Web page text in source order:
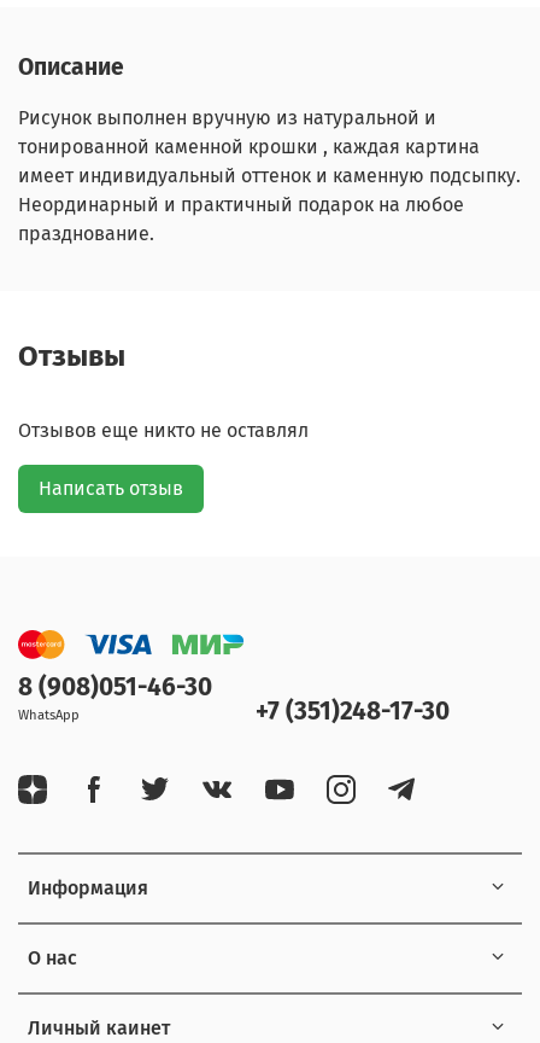
Описание
Рисунок выполнен вручную из натуральной и
тонированной каменной крошки , каждая картина
имеет индивидуальный оттенок и каменную подсыпку.
Неординарный и практичный подарок на любое
празднование.
Отзывы
Отзывов еще никто не оставлял
Написать отзыв
Информация
О нас
Личный каинет
8 (908)051-46-30
WhatsApp +7 (351)248-17-30